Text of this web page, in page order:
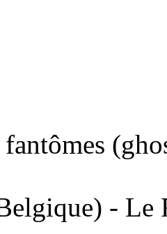
- Le